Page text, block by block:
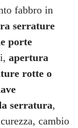
fabbro in
serrature
porte
apertura
rotte o
serratura,
cambio